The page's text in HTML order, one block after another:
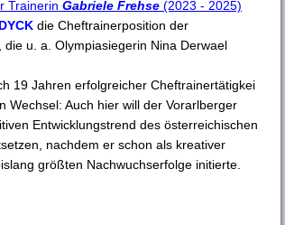
Trainerin Gabriele Frehse (2023 - 2025)
die Cheftrainerposition der
u. a. Olympiasiegerin Nina Derwael
19 Jahren erfolgreicher Cheftrainertätigkei
Wechsel: Auch hier will der Vorarlberger
Entwicklungstrend des österreichischen
nachdem er schon als kreativer
größten Nachwuchserfolge initierte.